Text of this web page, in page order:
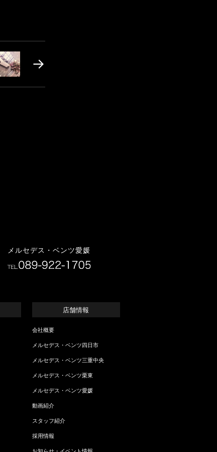
メルセデス・ベンツ愛媛
店舗情報
会社概要
メルセデス・ベンツ四日市
メルセデス・ベンツ三重中央
メルセデス・ベンツ栗東
メルセデス・ベンツ愛媛
動画紹介
スタッフ紹介
採用情報